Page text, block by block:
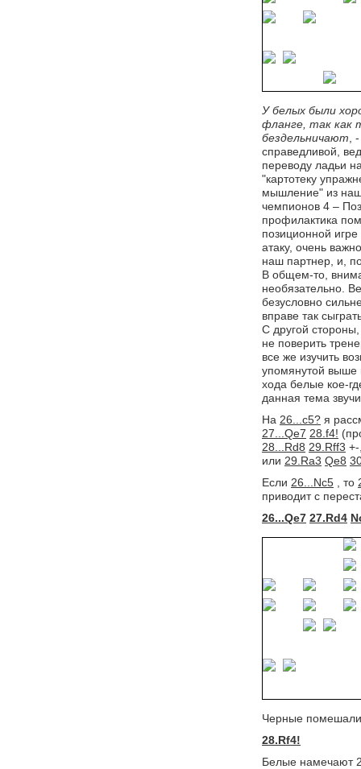
У белых были
фланге, так как
бездельничают ,
справедливой,
переводу ладьи
"картотеку
мышление" из
чемпионов 4 –
профилактика
позиционной
атаку, очень
наш партнер, и,
В общем-то,
необязательно.
безусловно
вправе так
С другой
не поверить
все же изучить
упомянутой выше
хода белые кое-
данная тема
На 26...c5? я
27...Qe7 28.f4!
28...Rd8 29.Rff3
или 29.Ra3 Qe8
Если 26...Nc5 , то
приводит с
26...Qe7 27.Rd4
Черные
28.Rf4!
Белые намечают